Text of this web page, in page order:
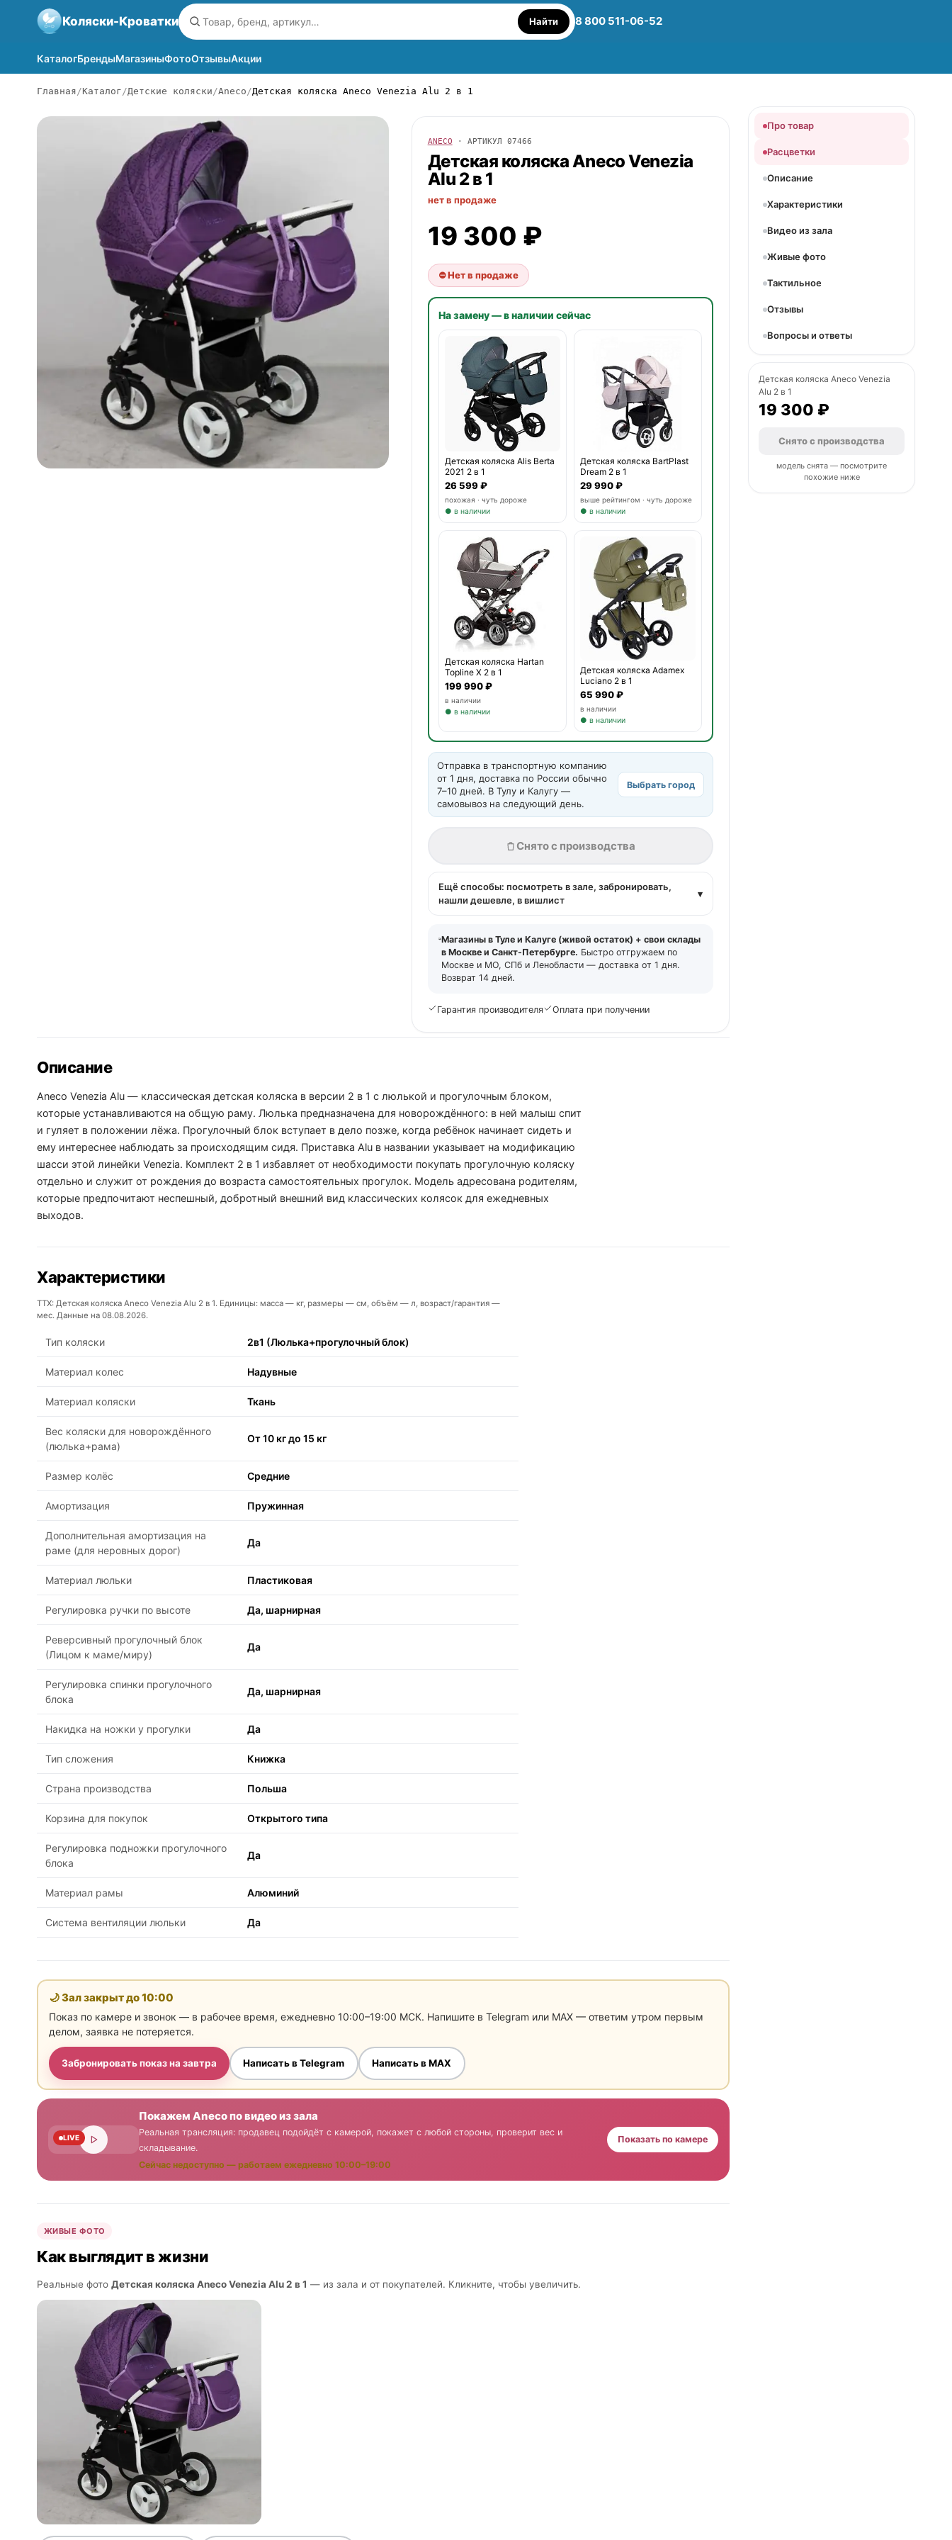
Коляски-Кроватки Найти 8 800 511-06-52
КаталогБрендыМагазиныФотоОтзывыАкции
Главная Каталог Детские коляски Aneco Детская коляска Aneco Venezia Alu 2 в 1
ANECO · АРТИКУЛ 07466
Детская коляскаAnecoVenezia
Alu 2 в 1
нет в продаже
19 300 ₽
⛔ Нет в продаже
На замену — в наличии сейчас
Детская коляска Alis Berta
2021 2 в 1
26 599 ₽
похожая · чуть дороже
● в наличии
Детская коляска BartPlast
Dream 2 в 1
29 990 ₽
выше рейтингом · чуть дороже
● в наличии
Детская коляска Hartan
Topline X 2 в 1
199 990 ₽
в наличии
● в наличии
Детская коляска Adamex
Luciano 2 в 1
65 990 ₽
в наличии
● в наличии
Отправка в транспортную компанию
от 1 дня, доставка по России обычно
7–10 дней. В Тулу и Калугу —
самовывоз на следующий день.
Выбрать город
Снято с производства
Ещё способы: посмотреть в зале, забронировать,
нашли дешевле, в вишлист
▾
Магазины в Туле и Калуге (живой остаток) + свои склады
в Москве и Санкт-Петербурге. Быстро отгружаем по
Москве и МО, СПб и Ленобласти — доставка от 1 дня.
Возврат 14 дней.
Гарантия производителя Оплата при получении
Описание
Aneco Venezia Alu — классическая детская коляска в версии 2 в 1 с люлькой и прогулочным блоком,
которые устанавливаются на общую раму. Люлька предназначена для новорождённого: в ней малыш спит
и гуляет в положении лёжа. Прогулочный блок вступает в дело позже, когда ребёнок начинает сидеть и
ему интереснее наблюдать за происходящим сидя. Приставка Alu в названии указывает на модификацию
шасси этой линейки Venezia. Комплект 2 в 1 избавляет от необходимости покупать прогулочную коляску
отдельно и служит от рождения до возраста самостоятельных прогулок. Модель адресована родителям,
которые предпочитают неспешный, добротный внешний вид классических колясок для ежедневных
выходов.
Характеристики
ТТХ: Детская коляска Aneco Venezia Alu 2 в 1. Единицы: масса — кг, размеры — см, объём — л, возраст/гарантия —
мес. Данные на 08.08.2026.
Тип коляски 2в1 (Люлька+прогулочный блок)
Материал колес Надувные
Материал коляски Ткань
Вес коляски для новорождённого
(люлька+рама)
От 10 кг до 15 кг
Размер колёс Средние
Амортизация Пружинная
Дополнительная амортизация на
раме (для неровных дорог)
Да
Материал люльки Пластиковая
Регулировка ручки по высоте Да, шарнирная
Реверсивный прогулочный блок
(Лицом к маме/миру)
Да
Регулировка спинки прогулочного
блока
Да, шарнирная
Накидка на ножки у прогулки Да
Тип сложения Книжка
Страна производства Польша
Корзина для покупок Открытого типа
Регулировка подножки прогулочного
блока
Да
Материал рамы Алюминий
Система вентиляции люльки Да
🌙 Зал закрыт до10:00
Показ по камере и звонок — в рабочее время, ежедневно 10:00–19:00 МСК. Напишите в Telegram или MAX — ответим утром первым
делом, заявка не потеряется.
Забронировать показ на завтра Написать в Telegram Написать в MAX
LIVE
Покажем Aneco по видео из зала
Реальная трансляция: продавец подойдёт с камерой, покажет с любой стороны, проверит вес и
складывание.
Сейчас недоступно — работаем ежедневно 10:00–19:00
Показать по камере
ЖИВЫЕ ФОТО
Как выглядит в жизни
Реальные фото Детская коляска Aneco Venezia Alu 2 в 1 — из зала и от покупателей. Кликните, чтобы увеличить.
Про товар
Расцветки
Описание
Характеристики
Видео из зала
Живые фото
Тактильное
Отзывы
Вопросы и ответы
Детская коляска Aneco Venezia
Alu 2 в 1
19 300 ₽
Снято с производства
модель снята — посмотрите
похожие ниже